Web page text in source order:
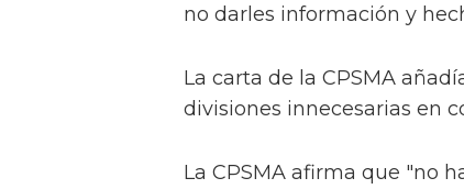
no darles información y
La carta de la CPSMA
divisiones innecesarias en
La CPSMA afirma que "no